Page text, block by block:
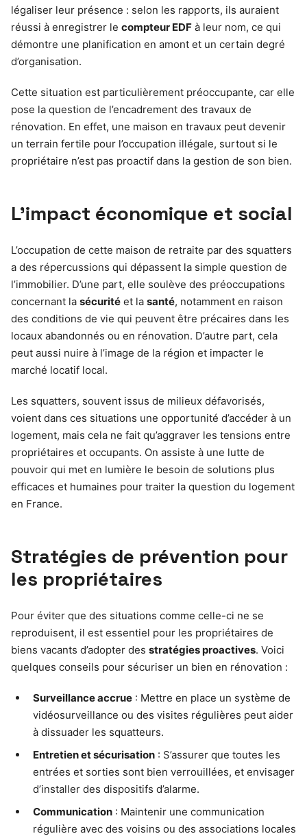
légaliser leur présence : selon les rapports, ils auraient
réussi à enregistrer le compteur EDF à leur nom, ce qui
démontre une planification en amont et un certain degré
d’organisation.
Cette situation est particulièrement préoccupante, car elle
pose la question de l’encadrement des travaux de
rénovation. En effet, une maison en travaux peut devenir
un terrain fertile pour l’occupation illégale, surtout si le
propriétaire n’est pas proactif dans la gestion de son bien.
L’impact économique et social
L’occupation de cette maison de retraite par des squatters
a des répercussions qui dépassent la simple question de
l’immobilier. D’une part, elle soulève des préoccupations
concernant la sécurité et la santé, notamment en raison
des conditions de vie qui peuvent être précaires dans les
locaux abandonnés ou en rénovation. D’autre part, cela
peut aussi nuire à l’image de la région et impacter le
marché locatif local.
Les squatters, souvent issus de milieux défavorisés,
voient dans ces situations une opportunité d’accéder à un
logement, mais cela ne fait qu’aggraver les tensions entre
propriétaires et occupants. On assiste à une lutte de
pouvoir qui met en lumière le besoin de solutions plus
efficaces et humaines pour traiter la question du logement
en France.
Stratégies de prévention pour
les propriétaires
Pour éviter que des situations comme celle-ci ne se
reproduisent, il est essentiel pour les propriétaires de
biens vacants d’adopter des stratégies proactives. Voici
quelques conseils pour sécuriser un bien en rénovation :
Surveillance accrue : Mettre en place un système de
vidéosurveillance ou des visites régulières peut aider
à dissuader les squatteurs.
Entretien et sécurisation : S’assurer que toutes les
entrées et sorties sont bien verrouillées, et envisager
d’installer des dispositifs d’alarme.
Communication : Maintenir une communication
régulière avec des voisins ou des associations locales